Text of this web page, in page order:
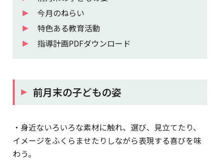
今月のねらい
特色ある教育活動
指導計画PDFダウンロード
前月末の子どもの姿
・身近ないろいろな素材に触れ、選び、見立てたり、
イメージをふくらませたりしながら表現する喜びを味
わう。